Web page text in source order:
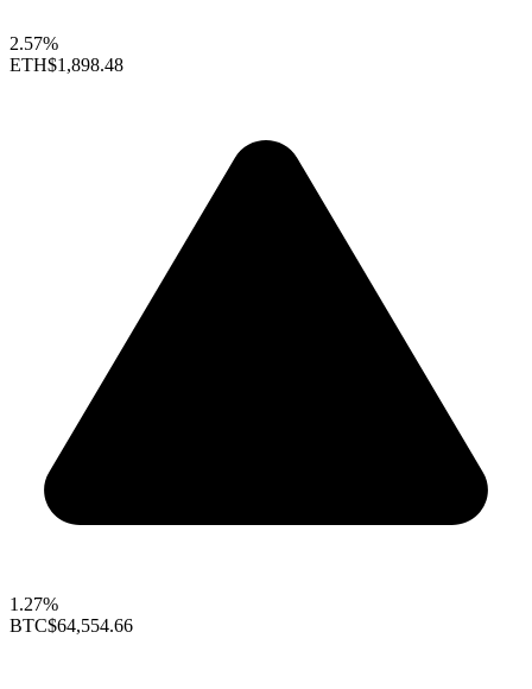
2.57%
ETH$1,898.48
1.27%
BTC$64,554.66